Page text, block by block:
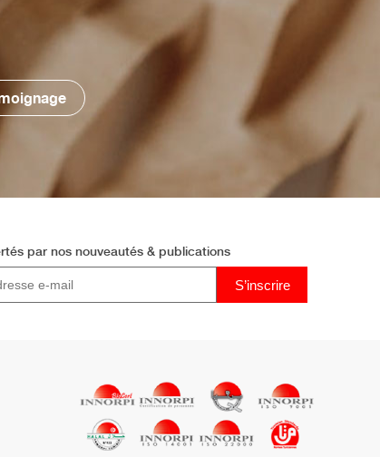
par nos nouveautés & publications